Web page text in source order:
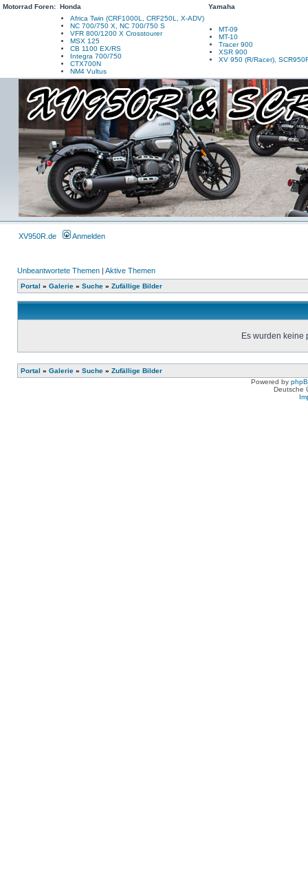
Motorrad Foren: Honda
Yamaha
Africa Twin (CRF1000L, CRF250L, X-ADV)
NC 700/750 X, NC 700/750 S
VFR 800/1200 X Crosstourer
MSX 125
CB 1100 EX/RS
Integra 700/750
CTX700N
NM4 Vultus
MT-09
MT-10
Tracer 900
XSR 900
XV 950 (R/Racer),
XV950R.de Anmelden
Unbeantwortete Themen | Aktive Themen
Portal » Galerie » Suche » Zufällige Bilder
Es wurden keine
Portal » Galerie » Suche » Zufällige Bilder
Powered by
Deutsche